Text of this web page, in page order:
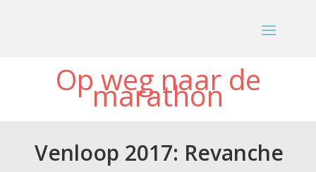
Op weg naar de
marathon
Venloop 2017: Revanche